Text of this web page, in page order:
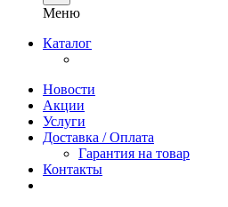
Меню
Каталог
Новости
Акции
Услуги
Доставка / Оплата
Гарантия на товар
Контакты